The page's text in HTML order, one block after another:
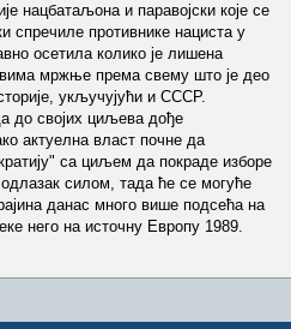
нацбатаљона и паравојски које се
спречиле противнике нациста у
осетила колико је лишена
мржње према свему што је део
укључујући и СССР.
до својих циљева дође
актуелна власт почне да
са циљем да покраде изборе
силом, тада ће се могуће
данас много више подсећа на
него на источну Европу 1989.